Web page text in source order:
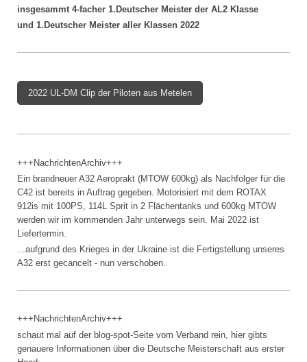
insgesammt 4-facher 1.Deutscher Meister der AL2 Klasse
und 1.Deutscher Meister aller Klassen 2022
2022 UL-DM Clip der Piloten aus Metelen
+++NachrichtenArchiv+++
Ein brandneuer A32 Aeroprakt (MTOW 600kg) als Nachfolger für die
C42 ist bereits in Auftrag gegeben. Motorisiert mit dem ROTAX
912is mit 100PS, 114L Sprit in 2 Flächentanks und 600kg MTOW
werden wir im kommenden Jahr unterwegs sein. Mai 2022 ist
Liefertermin.
...aufgrund des Krieges in der Ukraine ist die Fertigstellung unseres
A32 erst gecancelt - nun verschoben.
+++NachrichtenArchiv+++
schaut mal auf der blog-spot-Seite vom Verband rein, hier gibts
genauere Informationen über die Deutsche Meisterschaft aus erster